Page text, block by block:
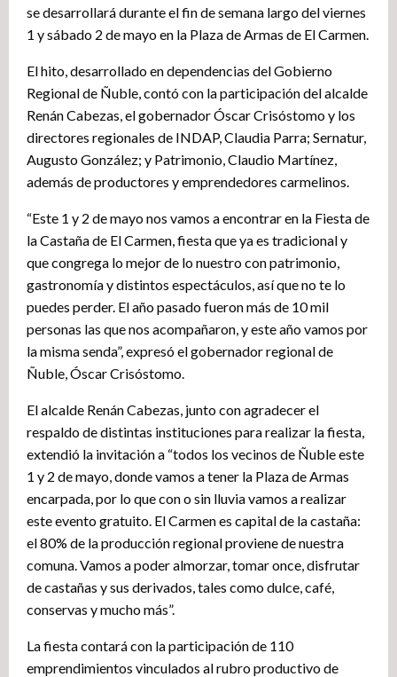
se desarrollará durante el fin de semana largo del viernes
1 y sábado 2 de mayo en la Plaza de Armas de El Carmen.
El hito, desarrollado en dependencias del Gobierno
Regional de Ñuble, contó con la participación del alcalde
Renán Cabezas, el gobernador Óscar Crisóstomo y los
directores regionales de INDAP, Claudia Parra; Sernatur,
Augusto González; y Patrimonio, Claudio Martínez,
además de productores y emprendedores carmelinos.
“Este 1 y 2 de mayo nos vamos a encontrar en la Fiesta de
la Castaña de El Carmen, fiesta que ya es tradicional y
que congrega lo mejor de lo nuestro con patrimonio,
gastronomía y distintos espectáculos, así que no te lo
puedes perder. El año pasado fueron más de 10 mil
personas las que nos acompañaron, y este año vamos por
la misma senda”, expresó el gobernador regional de
Ñuble, Óscar Crisóstomo.
El alcalde Renán Cabezas, junto con agradecer el
respaldo de distintas instituciones para realizar la fiesta,
extendió la invitación a “todos los vecinos de Ñuble este
1 y 2 de mayo, donde vamos a tener la Plaza de Armas
encarpada, por lo que con o sin lluvia vamos a realizar
este evento gratuito. El Carmen es capital de la castaña:
el 80% de la producción regional proviene de nuestra
comuna. Vamos a poder almorzar, tomar once, disfrutar
de castañas y sus derivados, tales como dulce, café,
conservas y mucho más”.
La fiesta contará con la participación de 110
emprendimientos vinculados al rubro productivo de